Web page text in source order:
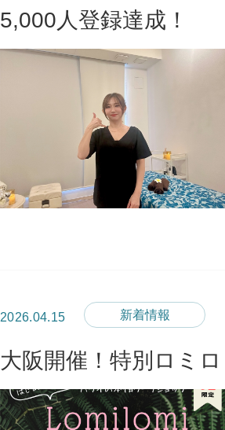
5,000人登録達成！
2026.04.15 新着情報
大阪開催！特別ロミ